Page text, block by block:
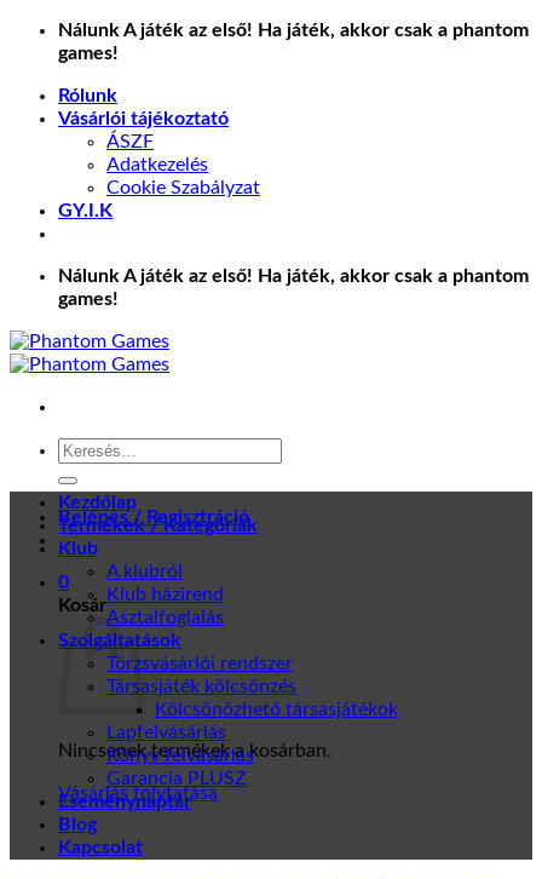
Skip
Nálunk A játék az első! Ha játék, akkor csak a phantom
games!
Rólunk
Vásárlói tájékoztató
ÁSZF
Adatkezelés
Cookie Szabályzat
GY.I.K
Nálunk A játék az első! Ha játék, akkor csak a phantom
games!
Keresés
következőre:
Belépés / Regisztráció
0
Kosár
Nincsenek termékek a kosárban.
Vásárlás folytatása
Kezdőlap
Termékek / Kategóriák
Klub
A klubról
Klub házirend
Asztalfoglalás
Szolgáltatások
Törzsvásárlói rendszer
Társasjáték kölcsönzés
Kölcsönözhető társasjátékok
Lapfelvásárlás
Könyv felvásárlás
Garancia PLUSZ
Eseménynaptár
Blog
Kapcsolat